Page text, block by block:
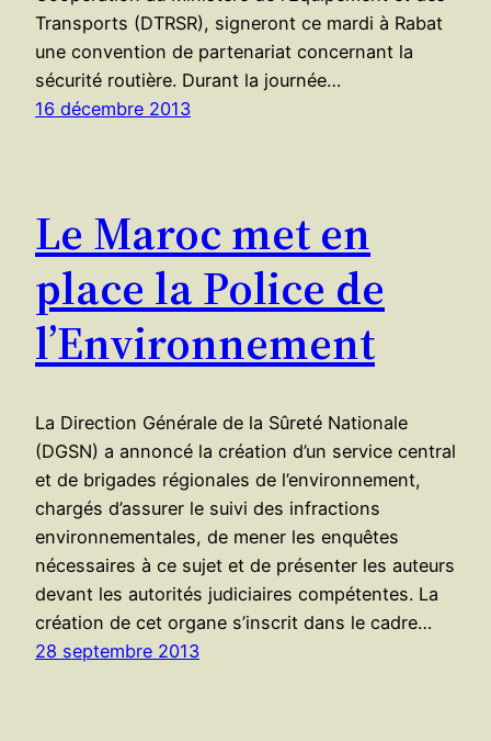
Transports (DTRSR), signeront ce mardi à Rabat
une convention de partenariat concernant la
sécurité routière. Durant la journée…
16 décembre 2013
Le Maroc met en
place la Police de
l’Environnement
La Direction Générale de la Sûreté Nationale
(DGSN) a annoncé la création d’un service central
et de brigades régionales de l’environnement,
chargés d’assurer le suivi des infractions
environnementales, de mener les enquêtes
nécessaires à ce sujet et de présenter les auteurs
devant les autorités judiciaires compétentes. La
création de cet organe s’inscrit dans le cadre…
28 septembre 2013